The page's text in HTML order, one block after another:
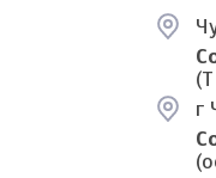
г